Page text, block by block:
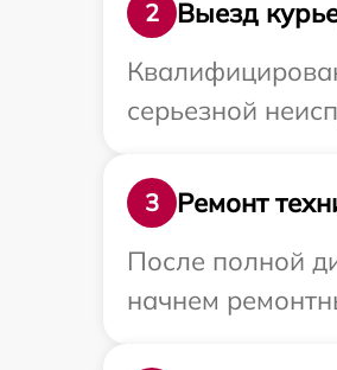
2
Выезд
серьезной
3
Ремонт
После полной
начнем